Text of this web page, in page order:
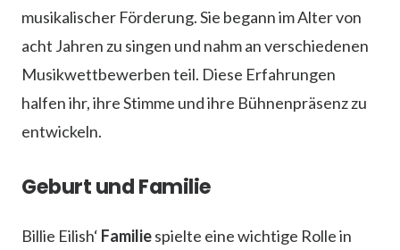
musikalischer Förderung. Sie begann im Alter von
acht Jahren zu singen und nahm an verschiedenen
Musikwettbewerben teil. Diese Erfahrungen
halfen ihr, ihre Stimme und ihre Bühnenpräsenz zu
entwickeln.
Geburt und Familie
Billie Eilish‘ Familiespielte eine wichtige Rolle in